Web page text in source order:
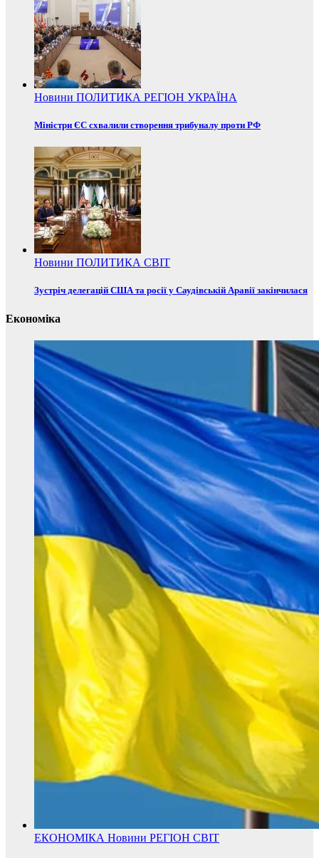
Новини ПОЛИТИКА РЕГІОН УКРАЇНА
Міністри ЄС схвалили створення трибуналу проти РФ
Новини ПОЛИТИКА СВІТ
Зустріч делегацій США та росії у Саудівській Аравії закінчилася
Економіка
ЕКОНОМІКА Новини РЕГІОН СВІТ